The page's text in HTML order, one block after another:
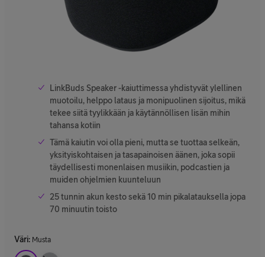
LinkBuds Speaker -kaiuttimessa yhdistyvät ylellinen
muotoilu, helppo lataus ja monipuolinen sijoitus, mikä
tekee siitä tyylikkään ja käytännöllisen lisän mihin
tahansa kotiin
Tämä kaiutin voi olla pieni, mutta se tuottaa selkeän,
yksityiskohtaisen ja tasapainoisen äänen, joka sopii
täydellisesti monenlaisen musiikin, podcastien ja
muiden ohjelmien kuunteluun
25 tunnin akun kesto sekä 10 min pikalatauksella jopa
70 minuutin toisto
Väri: Musta